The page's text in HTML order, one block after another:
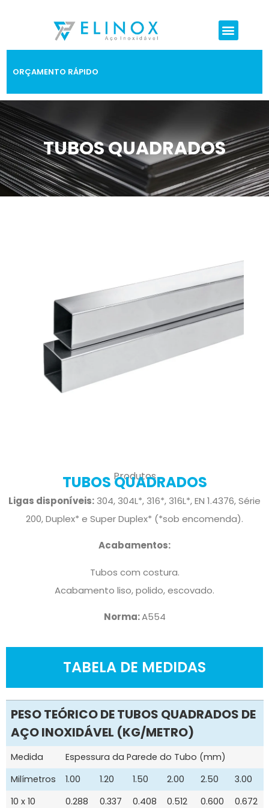
ORÇAMENTO RÁPIDO
TUBOS QUADRADOS
Produtos
TUBOS QUADRADOS
Ligas disponíveis: 304, 304L*, 316*, 316L*, EN 1.4376, Série
200, Duplex* e Super Duplex* (*sob encomenda).
Acabamentos:
Tubos com costura.
Acabamento liso, polido, escovado.
Norma:A554
TABELA DE MEDIDAS
PESO TEÓRICO DE TUBOS QUADRADOS DE
AÇO INOXIDÁVEL (KG/METRO)
Medida
Espessura da Parede do Tubo (mm)
Milímetros
1.00 1.20 1.50 2.00 2.50
3.00
10 x 10
0.288 0.337 0.408 0.512 0.600
0.672